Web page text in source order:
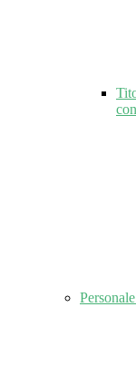
Personale